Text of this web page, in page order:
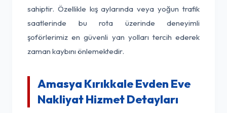
sahiptir. Özellikle kış aylarında veya yoğun trafik
saatlerinde bu rota üzerinde deneyimli
şoförlerimiz en güvenli yan yolları tercih ederek
zaman kaybını önlemektedir.
Amasya Kırıkkale Evden Eve
Nakliyat Hizmet Detayları